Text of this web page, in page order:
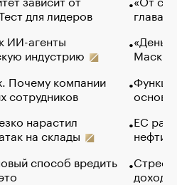
для лидеров
ИИ-агенты
индустрию
Почему компании
сотрудников
нарастил
на склады
способ вредить
глава
Маск в
основ
ЕС
нефти